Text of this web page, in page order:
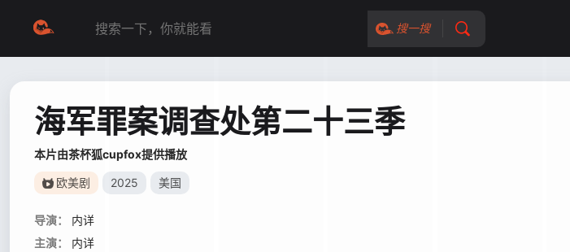
搜一搜
海军罪案调查处第二十三季
本片由茶杯狐cupfox提供播放
欧美剧 2025 美国
导演：
内详
主演：
内详